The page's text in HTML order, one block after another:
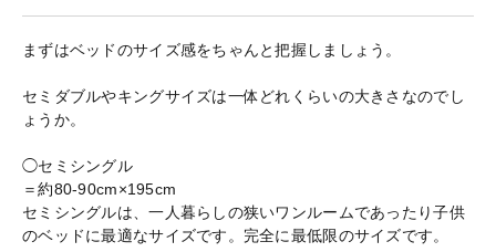
まずはベッドのサイズ感をちゃんと把握しましょう。
セミダブルやキングサイズは一体どれくらいの大きさなのでし
ょうか。
◯セミシングル
＝約80-90cm×195cm
セミシングルは、一人暮らしの狭いワンルームであったり子供
のベッドに最適なサイズです。完全に最低限のサイズです。